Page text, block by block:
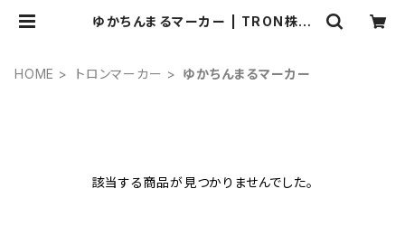
ゆかちんまるマーカー | TRON株式
HOME トロンマーカー ゆかちんまるマーカー
該当する商品が見つかりませんでした。